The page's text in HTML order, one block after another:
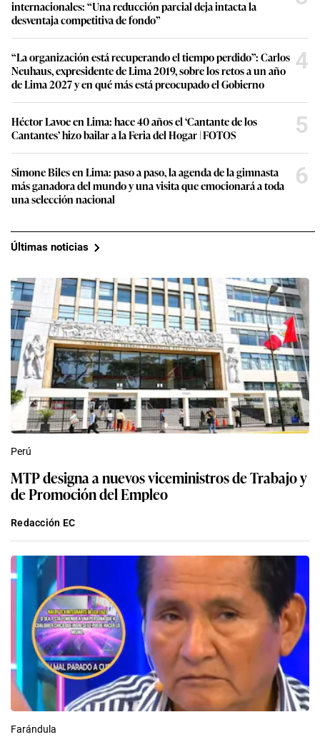
internacionales: “Una reducción parcial deja intacta la
desventaja competitiva de fondo”
“La organización está recuperando el tiempo perdido”: Carlos
Neuhaus, expresidente de Lima 2019, sobre los retos a un año
de Lima 2027 y en qué más está preocupado el Gobierno
4
Héctor Lavoe en Lima: hace 40 años el ‘Cantante de los
Cantantes’ hizo bailar a la Feria del Hogar | FOTOS
5
Simone Biles en Lima: paso a paso, la agenda de la gimnasta
más ganadora del mundo y una visita que emocionará a toda
una selección nacional
6
Últimas noticias
Perú
MTP designa a nuevos viceministros de Trabajo y
de Promoción del Empleo
Redacción EC
Farándula